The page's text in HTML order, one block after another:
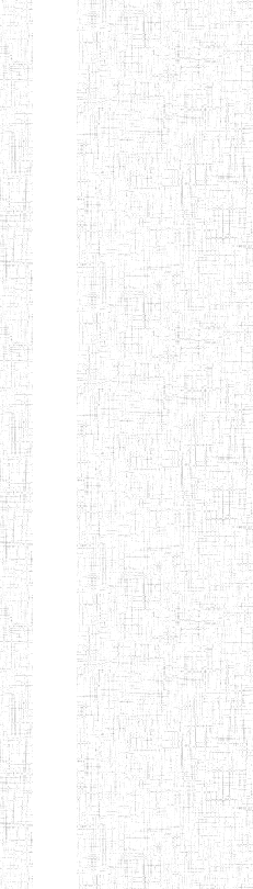
Afficher
Début Préc.
13
Suivant
L'ARCHE DES
PHOTONS
ECOLE DE
FORMATION
DES
INSTITUTEURS
ST ANDRE
ENIEG PRIVEE
LAIQUE
PEKEKUE
secondaire
technique